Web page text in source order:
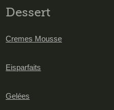
Dessert
Cremes Mousse
Eisparfaits
Gelées